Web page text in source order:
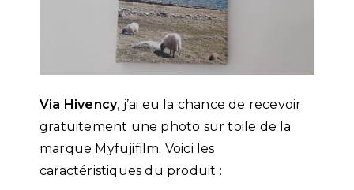
Via Hivency, j’ai eu la chance de recevoir
gratuitement une photo sur toile de la
marque Myfujifilm. Voici les
caractéristiques du produit :